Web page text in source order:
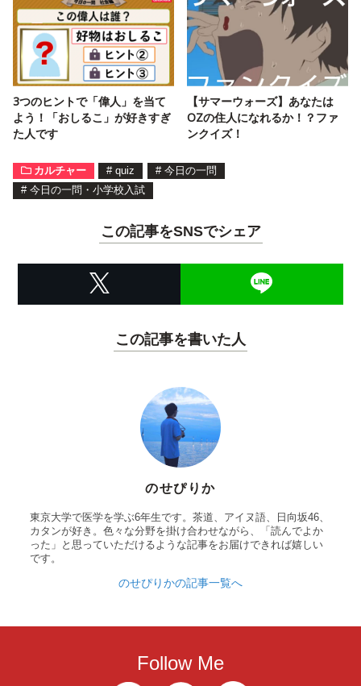
3つのヒントで「偉人」を当て
よう！「おしるこ」が好きすぎ
た人です
【サマーウォーズ】あなたは
OZの住人になれるか！？ファ
ンクイズ！
カルチャー # quiz # 今日の一問
# 今日の一問・小学校入試
この記事をSNSでシェア
この記事を書いた人
のせぴりか
東京大学で医学を学ぶ6年生です。茶道、アイヌ語、日向坂46、
カタンが好き。色々な分野を掛け合わせながら、「読んでよか
った」と思っていただけるような記事をお届けできれば嬉しい
です。
のせぴりかの記事一覧へ
Follow Me